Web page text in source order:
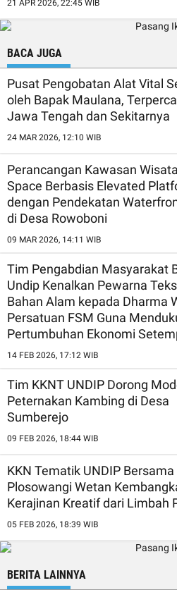
21 APR 2026, 22:45 WIB
BACA JUGA
Pusat Pengobatan Alat Vital
oleh Bapak Maulana,
Jawa Tengah dan Sekitarnya
24 MAR 2026, 12:10 WIB
Perancangan Kawasan
Space Berbasis Elevated
dengan Pendekatan
di Desa Rowoboni
09 MAR 2026, 14:11 WIB
Tim Pengabdian Masyarakat
Undip Kenalkan Pewarna
Bahan Alam kepada Dharma
Persatuan FSM Guna
Pertumbuhan Ekonomi
14 FEB 2026, 17:12 WIB
Tim KKNT UNDIP Dorong
Peternakan Kambing di Desa
Sumberejo
09 FEB 2026, 18:44 WIB
KKN Tematik UNDIP Bersama
Plosowangi Wetan
Kerajinan Kreatif dari Limbah
05 FEB 2026, 18:39 WIB
BERITA LAINNYA